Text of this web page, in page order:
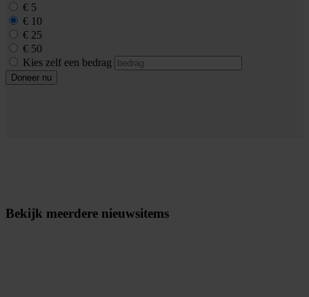
€ 5
€ 10
€ 25
€ 50
Kies zelf een bedrag
Doneer nu
Bekijk meerdere nieuwsitems